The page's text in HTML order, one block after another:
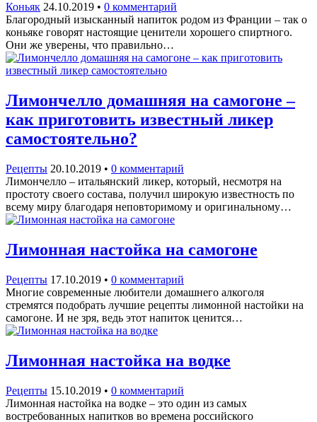
Коньяк 24.10.2019 • 0 комментарий
Благородный изысканный напиток родом из Франции – так о
коньяке говорят настоящие ценители хорошего спиртного.
Они же уверены, что правильно…
Лимончелло домашняя на самогоне –
как приготовить известный ликер
самостоятельно?
Рецепты 20.10.2019 • 0 комментарий
Лимончелло – итальянский ликер, который, несмотря на
простоту своего состава, получил широкую известность по
всему миру благодаря неповторимому и оригинальному…
Лимонная настойка на самогоне
Рецепты 17.10.2019 • 0 комментарий
Многие современные любители домашнего алкоголя
стремятся подобрать лучшие рецепты лимонной настойки на
самогоне. И не зря, ведь этот напиток ценится…
Лимонная настойка на водке
Рецепты 15.10.2019 • 0 комментарий
Лимонная настойка на водке – это один из самых
востребованных напитков во времена российского